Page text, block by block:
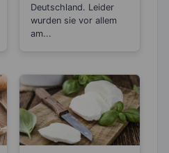
Deutschland. Leider
wurden sie vor allem
am...